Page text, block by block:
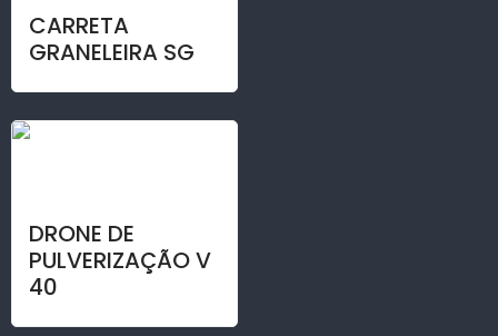
CARRETA
GRANELEIRA SG
DRONE DE
PULVERIZAÇÃO V
40